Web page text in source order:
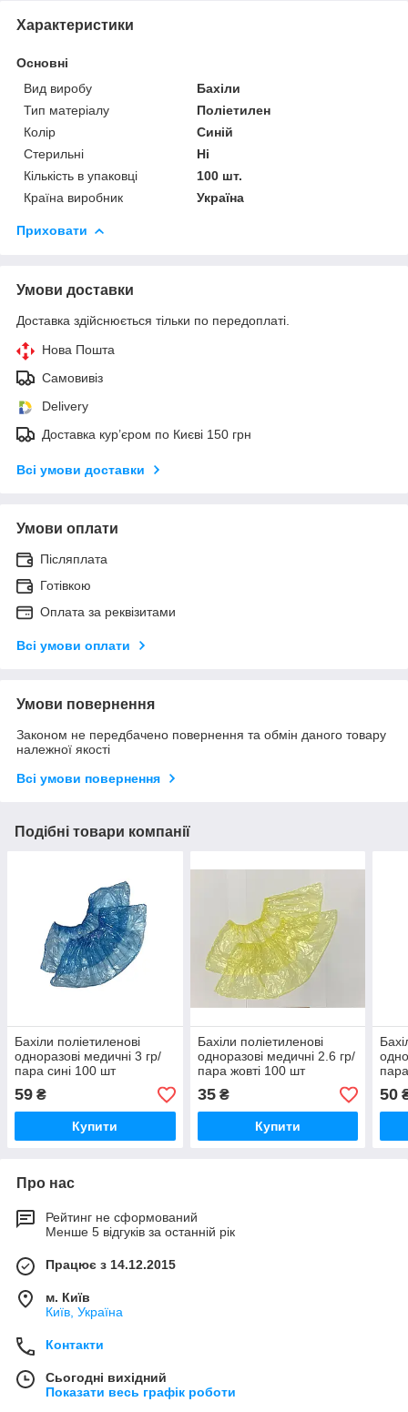
Характеристики
Основні
Вид виробу
Бахіли
Тип матеріалу
Поліетилен
Колір
Синій
Стерильні
Ні
Кількість в упаковці
100 шт.
Країна виробник
Україна
Приховати
Умови доставки
Доставка здійснюється тільки по передоплаті.
Нова Пошта
Самовивіз
Delivery
Доставка кур’єром по Києві 150 грн
Всі умови доставки
Умови оплати
Післяплата
Готівкою
Оплата за реквізитами
Всі умови оплати
Умови повернення
Законом не передбачено повернення та обмін даного товару
належної якості
Всі умови повернення
Подібні товари компанії
Бахіли поліетиленові
одноразові медичні 3 гр/
пара сині 100 шт
59 ₴
Купити
Бахіли поліетиленові
одноразові медичні 2.6 гр/
пара жовті 100 шт
35₴
Купити
50
Про нас
Рейтинг не сформований
Менше 5 відгуків за останній рік
Працює з 14.12.2015
м. Київ
Київ, Україна
Контакти
Сьогодні вихідний
Показати весь графік роботи